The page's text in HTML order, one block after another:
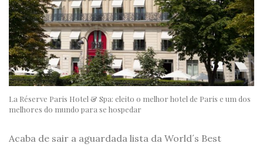
La Réserve Paris Hotel & Spa: eleito o melhor hotel de Paris e um dos
melhores do mundo para se hospedar
Acaba de sair a aguardada lista da World´s Best